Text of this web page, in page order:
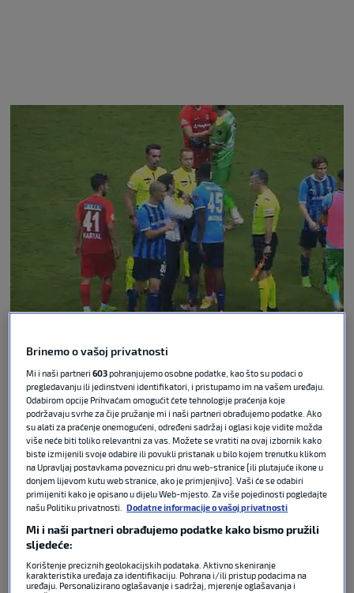
Video Player
Play Video
Pause
Unmute
Current
Time0:12
Duration0:51
100.00%
Stream
TypeLIVE
Brinemo o vašoj privatnosti
Mi i naši partneri603pohranjujemo osobne podatke, kao što su podaci o
pregledavanju ili jedinstveni identifikatori, i pristupamo im na vašem uređaju.
Odabirom opcije Prihvaćam omogućit ćete tehnologije praćenja koje
podržavaju svrhe za čije pružanje mi i naši partneri obrađujemo podatke. Ako
su alati za praćenje onemogućeni, određeni sadržaj i oglasi koje vidite možda
više neće biti toliko relevantni za vas. Možete se vratiti na ovaj izbornik kako
biste izmijenili svoje odabire ili povukli pristanak u bilo kojem trenutku klikom
na Upravljaj postavkama poveznicu pri dnu web-stranice [ili plutajuće ikone u
donjem lijevom kutu web stranice, ako je primjenjivo]. Vaši će se odabiri
primijeniti kako je opisano u dijelu Web-mjesto. Za više pojedinosti pogledajte
našu Politiku privatnosti.
Dodatne informacije o vašoj privatnosti
Mi i naši partneri obrađujemo podatke kako bismo pružili
sljedeće:
Korištenje preciznih geolokacijskih podataka. Aktivno skeniranje
karakteristika uređaja za identifikaciju. Pohrana i/ili pristup podacima na
uređaju. Personalizirano oglašavanje i sadržaj, mjerenje oglašavanja i